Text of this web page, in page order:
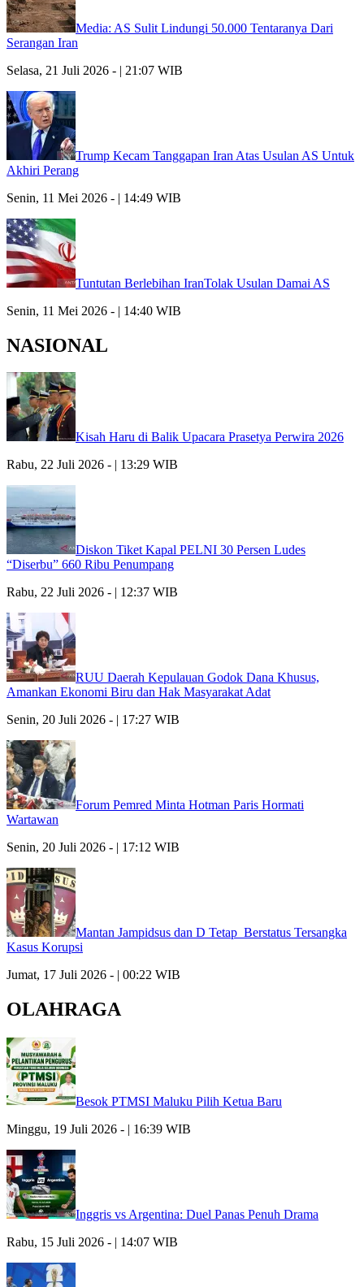
Media: AS Sulit Lindungi 50.000 Tentaranya Dari
Serangan Iran
Selasa, 21 Juli 2026 - | 21:07 WIB
Trump Kecam Tanggapan Iran Atas Usulan AS Untuk
Akhiri Perang
Senin, 11 Mei 2026 - | 14:49 WIB
Tuntutan Berlebihan IranTolak Usulan Damai AS
Senin, 11 Mei 2026 - | 14:40 WIB
NASIONAL
Kisah Haru di Balik Upacara Prasetya Perwira 2026
Rabu, 22 Juli 2026 - | 13:29 WIB
Diskon Tiket Kapal PELNI 30 Persen Ludes
“Diserbu” 660 Ribu Penumpang
Rabu, 22 Juli 2026 - | 12:37 WIB
RUU Daerah Kepulauan Godok Dana Khusus,
Amankan Ekonomi Biru dan Hak Masyarakat Adat
Senin, 20 Juli 2026 - | 17:27 WIB
Forum Pemred Minta Hotman Paris Hormati
Wartawan
Senin, 20 Juli 2026 - | 17:12 WIB
Mantan Jampidsus dan D Tetap Berstatus Tersangka
Kasus Korupsi
Jumat, 17 Juli 2026 - | 00:22 WIB
OLAHRAGA
Besok PTMSI Maluku Pilih Ketua Baru
Minggu, 19 Juli 2026 - | 16:39 WIB
Inggris vs Argentina: Duel Panas Penuh Drama
Rabu, 15 Juli 2026 - | 14:07 WIB